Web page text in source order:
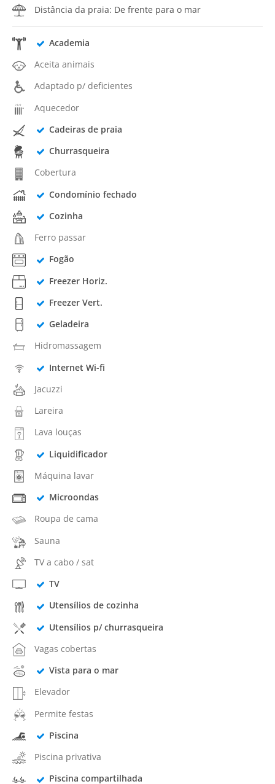
Distância da praia: De frente para o mar
Academia
Aceita animais
Adaptado p/ deficientes
Aquecedor
Cadeiras de praia
Churrasqueira
Cobertura
Condomínio fechado
Cozinha
Ferro passar
Fogão
Freezer Horiz.
Freezer Vert.
Geladeira
Hidromassagem
Internet Wi-fi
Jacuzzi
Lareira
Lava louças
Liquidificador
Máquina lavar
Microondas
Roupa de cama
Sauna
TV a cabo / sat
TV
Utensílios de cozinha
Utensílios p/ churrasqueira
Vagas cobertas
Vista para o mar
Elevador
Permite festas
Piscina
Piscina privativa
Piscina compartilhada